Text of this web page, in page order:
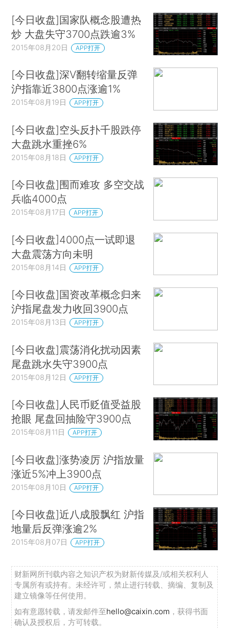
[今日收盘]国家队概念股遭热
炒 大盘失守3700点跌逾3%
2015年08月20日 APP打开
[今日收盘]深V翻转缩量反弹
沪指靠近3800点涨逾1%
2015年08月19日 APP打开
[今日收盘]空头反扑千股跌停
大盘跳水重挫6%
2015年08月18日 APP打开
[今日收盘]围而难攻 多空交战
兵临4000点
2015年08月17日 APP打开
[今日收盘]4000点一试即退
大盘震荡方向未明
2015年08月14日 APP打开
[今日收盘]国资改革概念归来
沪指尾盘发力收回3900点
2015年08月13日 APP打开
[今日收盘]震荡消化扰动因素
尾盘跳水失守3900点
2015年08月12日 APP打开
[今日收盘]人民币贬值受益股
抢眼 尾盘回抽险守3900点
2015年08月11日 APP打开
[今日收盘]涨势凌厉 沪指放量
涨近5%冲上3900点
2015年08月10日 APP打开
[今日收盘]近八成股飘红 沪指
地量后反弹涨逾2%
2015年08月07日 APP打开
财新网所刊载内容之知识产权为财新传媒及/或相关权利人
专属所有或持有。未经许可，禁止进行转载、摘编、复制及
建立镜像等任何使用。
如有意愿转载，请发邮件至hello@caixin.com ，获得书面
确认及授权后，方可转载。